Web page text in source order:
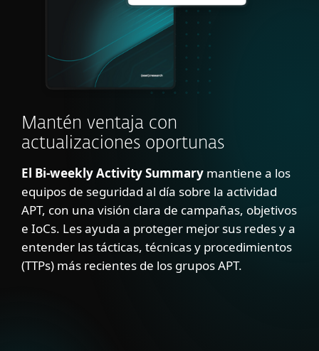
Mantén ventaja con
actualizaciones oportunas
El Bi-weekly Activity Summary mantiene a los
equipos de seguridad al día sobre la actividad
APT, con una visión clara de campañas, objetivos
e IoCs. Les ayuda a proteger mejor sus redes y a
entender las tácticas, técnicas y procedimientos
(TTPs) más recientes de los grupos APT.